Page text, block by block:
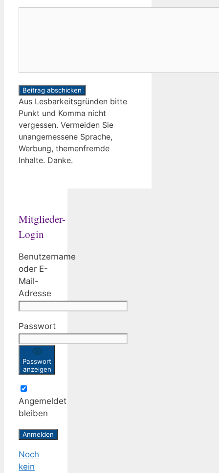
Aus Lesbarkeitsgründen bitte
Punkt und Komma nicht
vergessen. Vermeiden Sie
unangemessene Sprache,
Werbung, themenfremde
Inhalte. Danke.
Mitglieder-
Login
Benutzername
oder E-
Mail-
Adresse
Passwort
Passwort
anzeigen
Angemeldet
bleiben
Noch
kein